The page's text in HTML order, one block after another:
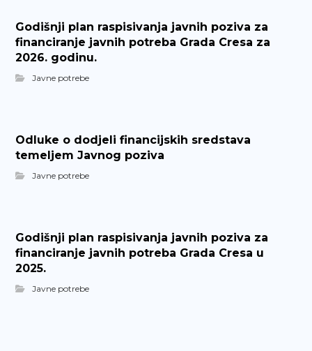
Godišnji plan raspisivanja javnih poziva za
financiranje javnih potreba Grada Cresa za
2026. godinu.
Javne potrebe
Odluke o dodjeli financijskih sredstava
temeljem Javnog poziva
Javne potrebe
Godišnji plan raspisivanja javnih poziva za
financiranje javnih potreba Grada Cresa u
2025.
Javne potrebe